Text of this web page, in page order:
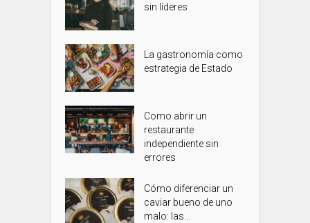
sin líderes
La gastronomía como
estrategia de Estado
Como abrir un
restaurante
independiente sin
errores
Cómo diferenciar un
caviar bueno de uno
malo: las...